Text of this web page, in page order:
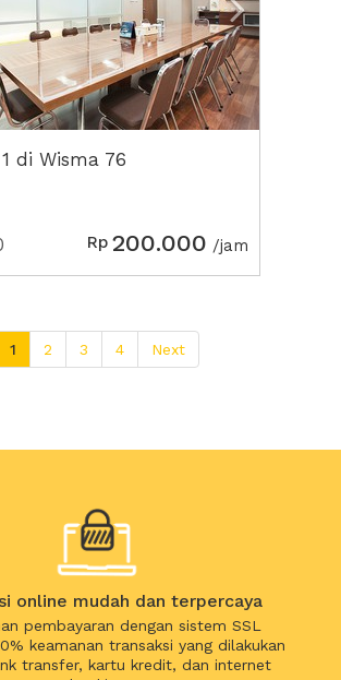
di Wisma 76
Rp 200.000 /jam
1 2 3 4 Next
online mudah dan terpercaya
pembayaran dengan sistem SSL
keamanan transaksi yang dilakukan
transfer, kartu kredit, dan internet